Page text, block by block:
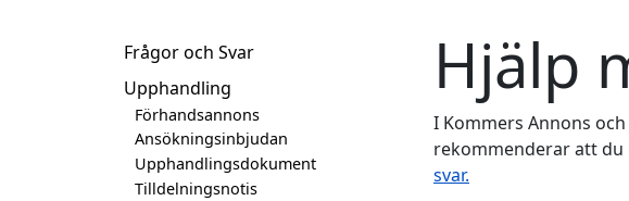
Frågor och Svar
Upphandling
Förhandsannons
Ansökningsinbjudan
Upphandlingsdokument
Tilldelningsnotis
Hjälp
I Kommers Annons
rekommenderar att du
svar.